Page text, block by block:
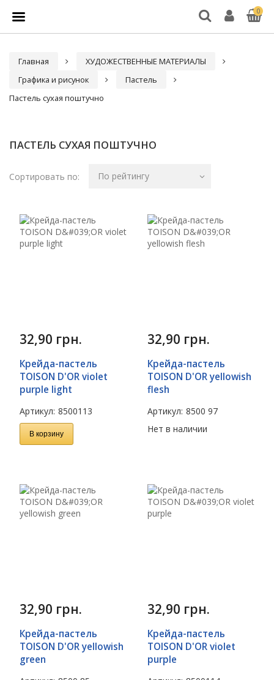
0
Главная
ХУДОЖЕСТВЕННЫЕ МАТЕРИАЛЫ
Графика и рисунок
Пастель
Пастель сухая поштучно
ПАСТЕЛЬ СУХАЯ ПОШТУЧНО
Сортировать по: По рейтингу
32,90 грн.
Крейда-пастель
TOISON D'OR violet
purple light
Артикул: 8500113
В корзину
32,90 грн.
Крейда-пастель
TOISON D'OR yellowish
flesh
Артикул: 8500 97
Нет в наличии
32,90 грн.
Крейда-пастель
TOISON D'OR yellowish
green
32,90 грн.
Крейда-пастель
TOISON D'OR violet
purple